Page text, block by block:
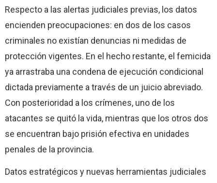
Respecto a las alertas judiciales previas, los datos
encienden preocupaciones: en dos de los casos
criminales no existían denuncias ni medidas de
protección vigentes. En el hecho restante, el femicida
ya arrastraba una condena de ejecución condicional
dictada previamente a través de un juicio abreviado.
Con posterioridad a los crímenes, uno de los
atacantes se quitó la vida, mientras que los otros dos
se encuentran bajo prisión efectiva en unidades
penales de la provincia.
Datos estratégicos y nuevas herramientas judiciales